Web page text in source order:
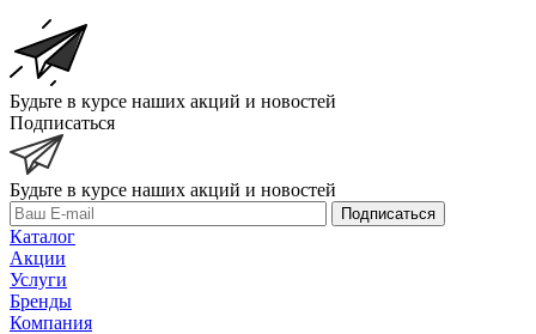
Будьте в курсе наших акций и новостей
Подписаться
Будьте в курсе наших акций и новостей
Подписаться
Каталог
Акции
Услуги
Бренды
Компания